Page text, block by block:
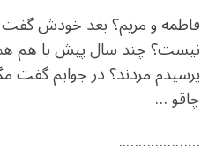
فاطمه و مریم؟ بعد خودش گفت
نیست؟ چند سال پیش با هم
پرسیدم مردند؟ در جوابم گفت
چاقو …
………………..